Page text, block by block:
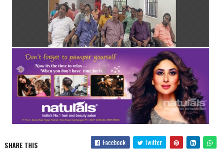
SHARE THIS Facebook Twitter